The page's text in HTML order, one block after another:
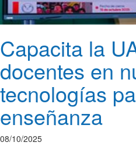
Capacita la
docentes en
tecnologías
enseñanza
08/10/2025